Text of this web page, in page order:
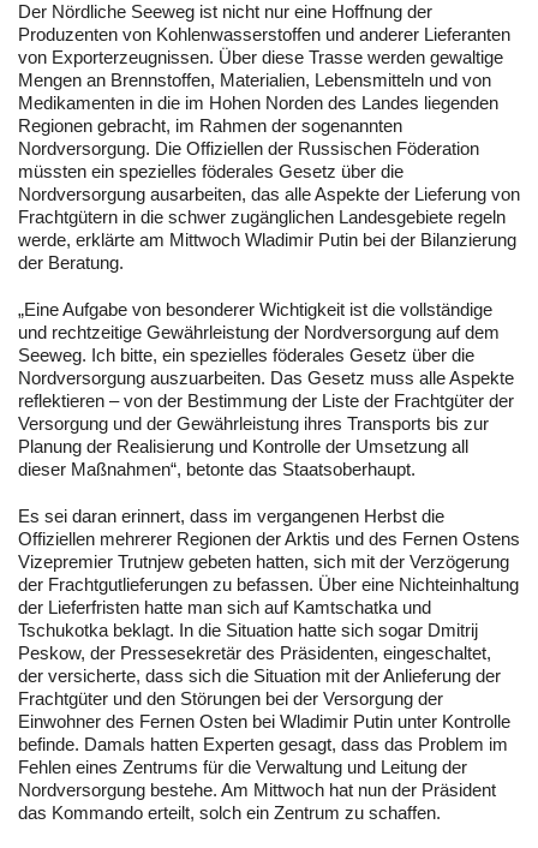
Der Nördliche Seeweg ist nicht nur eine Hoffnung der
Produzenten von Kohlenwasserstoffen und anderer Lieferanten
von Exporterzeugnissen. Über diese Trasse werden gewaltige
Mengen an Brennstoffen, Materialien, Lebensmitteln und von
Medikamenten in die im Hohen Norden des Landes liegenden
Regionen gebracht, im Rahmen der sogenannten
Nordversorgung. Die Offiziellen der Russischen Föderation
müssten ein spezielles föderales Gesetz über die
Nordversorgung ausarbeiten, das alle Aspekte der Lieferung von
Frachtgütern in die schwer zugänglichen Landesgebiete regeln
werde, erklärte am Mittwoch Wladimir Putin bei der Bilanzierung
der Beratung.
„Eine Aufgabe von besonderer Wichtigkeit ist die vollständige
und rechtzeitige Gewährleistung der Nordversorgung auf dem
Seeweg. Ich bitte, ein spezielles föderales Gesetz über die
Nordversorgung auszuarbeiten. Das Gesetz muss alle Aspekte
reflektieren – von der Bestimmung der Liste der Frachtgüter der
Versorgung und der Gewährleistung ihres Transports bis zur
Planung der Realisierung und Kontrolle der Umsetzung all
dieser Maßnahmen“, betonte das Staatsoberhaupt.
Es sei daran erinnert, dass im vergangenen Herbst die
Offiziellen mehrerer Regionen der Arktis und des Fernen Ostens
Vizepremier Trutnjew gebeten hatten, sich mit der Verzögerung
der Frachtgutlieferungen zu befassen. Über eine Nichteinhaltung
der Lieferfristen hatte man sich auf Kamtschatka und
Tschukotka beklagt. In die Situation hatte sich sogar Dmitrij
Peskow, der Pressesekretär des Präsidenten, eingeschaltet,
der versicherte, dass sich die Situation mit der Anlieferung der
Frachtgüter und den Störungen bei der Versorgung der
Einwohner des Fernen Osten bei Wladimir Putin unter Kontrolle
befinde. Damals hatten Experten gesagt, dass das Problem im
Fehlen eines Zentrums für die Verwaltung und Leitung der
Nordversorgung bestehe. Am Mittwoch hat nun der Präsident
das Kommando erteilt, solch ein Zentrum zu schaffen.